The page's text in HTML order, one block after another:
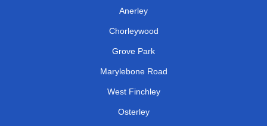
Anerley
Chorleywood
Grove Park
Marylebone Road
West Finchley
Osterley